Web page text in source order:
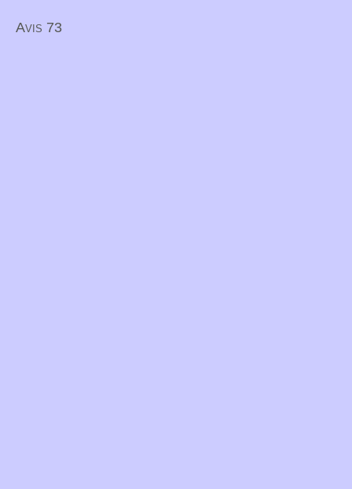
Avis 73